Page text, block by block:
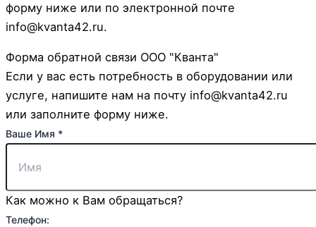
форму ниже или по электронной почте
info@kvanta42.ru.
Форма обратной связи ООО "Кванта"
Если у вас есть потребность в оборудовании или
услуге, напишите нам на почту info@kvanta42.ru
или заполните форму ниже.
Телефон:
Комментарий
Ваше Имя *
Как можно к Вам обращаться?
Телефон: